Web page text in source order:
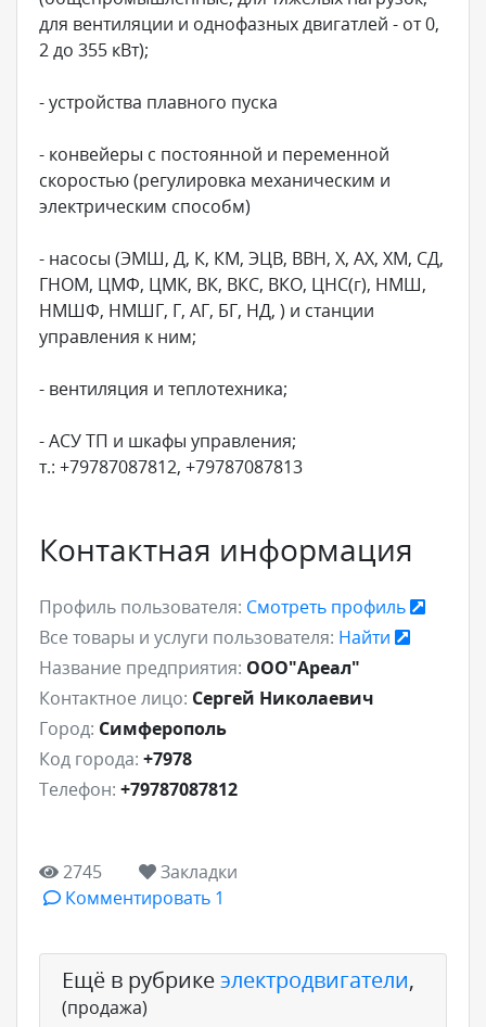
для вентиляции и однофазных двигатлей - от 0,
2 до 355 кВт);
- устройства плавного пуска
- конвейеры с постоянной и переменной
скоростью (регулировка механическим и
электрическим способм)
- насосы (ЭМШ, Д, К, КМ, ЭЦВ, ВВН, Х, АХ, ХМ, СД,
ГНОМ, ЦМФ, ЦМК, ВК, ВКС, ВКО, ЦНС(г), НМШ,
НМШФ, НМШГ, Г, АГ, БГ, НД, ) и станции
управления к ним;
- вентиляция и теплотехника;
- АСУ ТП и шкафы управления;
т.: +79787087812, +79787087813
Контактная информация
Профиль пользователя: Смотреть профиль
Все товары и услуги пользователя: Найти
Название предприятия: ООО"Ареал"
Контактное лицо: Сергей Николаевич
Город: Симферополь
Код города: +7978
Телефон: +79787087812
2745
Закладки
Комментировать 1
Ещё в рубрикеэлектродвигатели,
(продажа)